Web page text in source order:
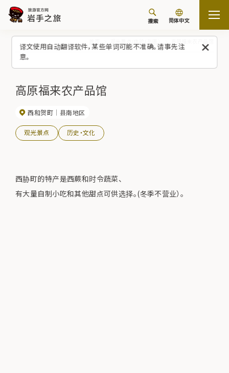
译文使用自动翻译软件，某些单词可能不准确。请事先注
意。
搜索 简体中文
高原福来农产品馆
西和贺町 县南地区
观光景点 历史・文化
西胁町的特产是西蕨和时令蔬菜、
有大量自制小吃和其他甜点可供选择。(冬季不营业）。